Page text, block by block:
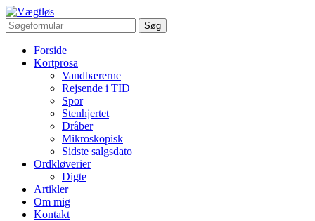
Forside
Kortprosa
Vandbærerne
Rejsende i TID
Spor
Stenhjertet
Dråber
Mikroskopisk
Sidste salgsdato
Ordkløverier
Digte
Artikler
Om mig
Kontakt